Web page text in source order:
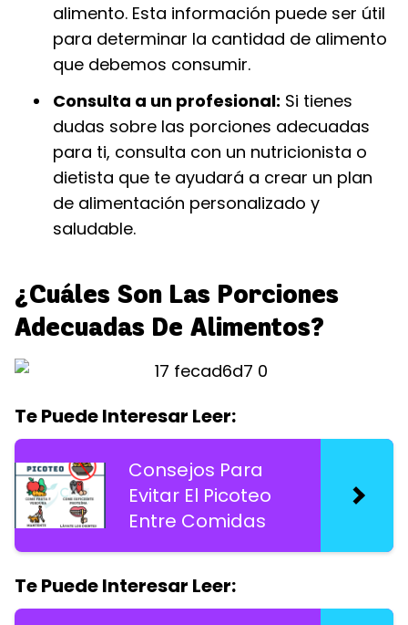
alimento. Esta información puede ser útil
para determinar la cantidad de alimento
que debemos consumir.
Consulta a un profesional: Si tienes
dudas sobre las porciones adecuadas
para ti, consulta con un nutricionista o
dietista que te ayudará a crear un plan
de alimentación personalizado y
saludable.
¿Cuáles Son Las Porciones
Adecuadas De Alimentos?
Te Puede Interesar Leer:
Consejos Para
Evitar El Picoteo
Entre Comidas
Te Puede Interesar Leer: